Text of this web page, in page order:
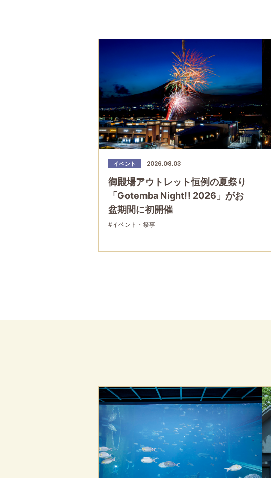
イベント 2026.08.03
御殿場アウトレット恒例の夏祭り
「Gotemba Night!! 2026」がお
盆期間に初開催
#イベント・祭事